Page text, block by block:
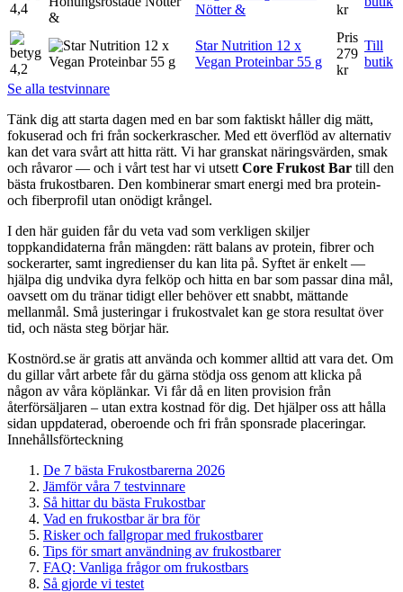
4,4
Nötter &
kr
4,2
Star Nutrition 12 x
Vegan Proteinbar 55 g
Pris
279
kr
Till
butik
Se alla testvinnare
Tänk dig att starta dagen med en bar som faktiskt håller dig mätt,
fokuserad och fri från sockerkrascher. Med ett överflöd av alternativ
kan det vara svårt att hitta rätt. Vi har granskat näringsvärden, smak
och råvaror — och i vårt test har vi utsett Core Frukost Bar till den
bästa frukostbaren. Den kombinerar smart energi med bra protein-
och fiberprofil utan onödigt krångel.
I den här guiden får du veta vad som verkligen skiljer
toppkandidaterna från mängden: rätt balans av protein, fibrer och
sockerarter, samt ingredienser du kan lita på. Syftet är enkelt —
hjälpa dig undvika dyra felköp och hitta en bar som passar dina mål,
oavsett om du tränar tidigt eller behöver ett snabbt, mättande
mellanmål. Små justeringar i frukostvalet kan ge stora resultat över
tid, och nästa steg börjar här.
Kostnörd.se är gratis att använda och kommer alltid att vara det. Om
du gillar vårt arbete får du gärna stödja oss genom att klicka på
någon av våra köplänkar. Vi får då en liten provision från
återförsäljaren – utan extra kostnad för dig. Det hjälper oss att hålla
sidan uppdaterad, oberoende och fri från sponsrade placeringar.
Innehållsförteckning
De 7 bästa Frukostbarerna 2026
Jämför våra 7 testvinnare
Så hittar du bästa Frukostbar
Vad en frukostbar är bra för
Risker och fallgropar med frukostbarer
Tips för smart användning av frukostbarer
FAQ: Vanliga frågor om frukostbars
Så gjorde vi testet